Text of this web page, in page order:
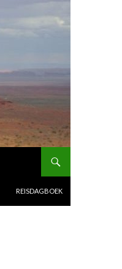
REISDAGBOEK